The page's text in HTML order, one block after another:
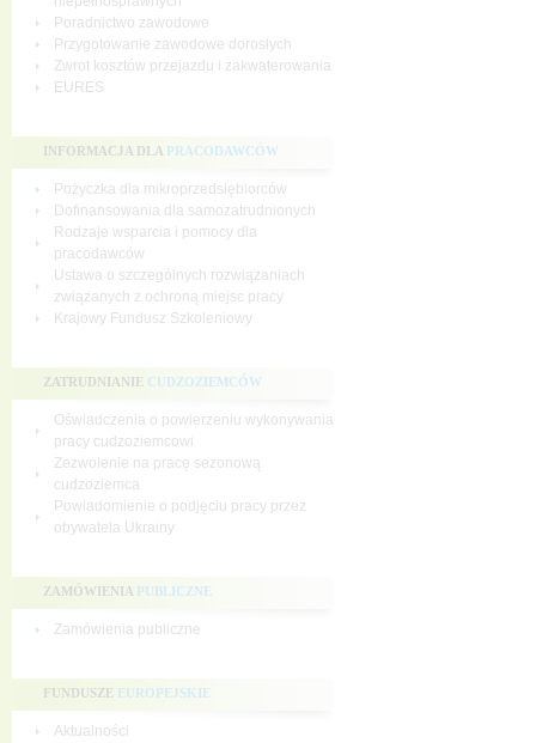
Poradnictwo zawodowe
Przygotowanie zawodowe dorosłych
Zwrot kosztów przejazdu i zakwaterowania
EURES
INFORMACJA DLA PRACODAWCÓW
Pożyczka dla mikroprzedsiębiorców
Dofinansowania dla samozatrudnionych
Rodzaje wsparcia i pomocy dla
pracodawców
Ustawa o szczególnych rozwiązaniach
związanych z ochroną miejsc pracy
Krajowy Fundusz Szkoleniowy
ZATRUDNIANIE CUDZOZIEMCÓW
Oświadczenia o powierzeniu wykonywania
pracy cudzoziemcowi
Zezwolenie na pracę sezonową
cudzoziemca
Powiadomienie o podjęciu pracy przez
obywatela Ukrainy
ZAMÓWIENIA PUBLICZNE
Zamówienia publiczne
FUNDUSZE EUROPEJSKIE
Aktualności